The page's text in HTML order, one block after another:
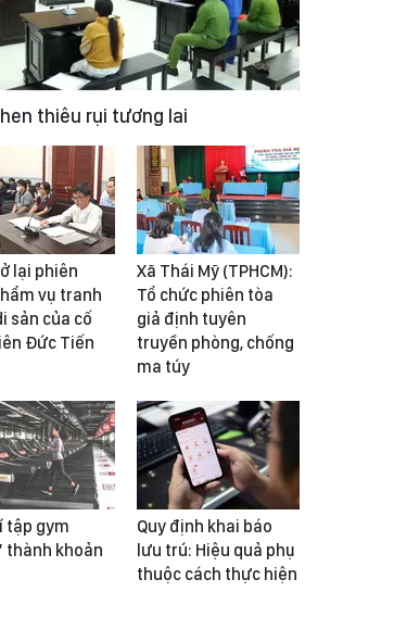
thiêu rụi tương lai
lại phiên
vụ tranh
sản của cố
Đức Tiến
Xã Thái Mỹ (TPHCM):
Tổ chức phiên tòa
giả định tuyên
truyền phòng, chống
ma túy
tập gym
thành khoản
Quy định khai báo
lưu trú: Hiệu quả phụ
thuộc cách thực hiện